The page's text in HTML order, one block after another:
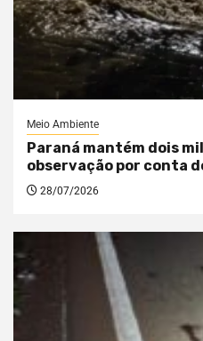
Meio Ambiente
Paraná mantém dois
observação por conta
28/07/2026